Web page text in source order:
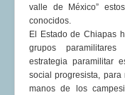
valle de México”
conocidos.
El Estado de Chiapas
grupos
estrategia paramilitar
social progresista,
manos de los